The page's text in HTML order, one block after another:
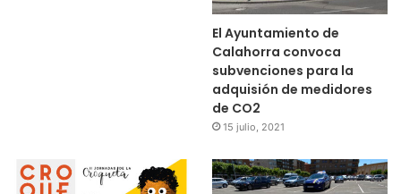
El Ayuntamiento de
Calahorra convoca
subvenciones para la
adquisión de medidores
de CO2
15 julio, 2021